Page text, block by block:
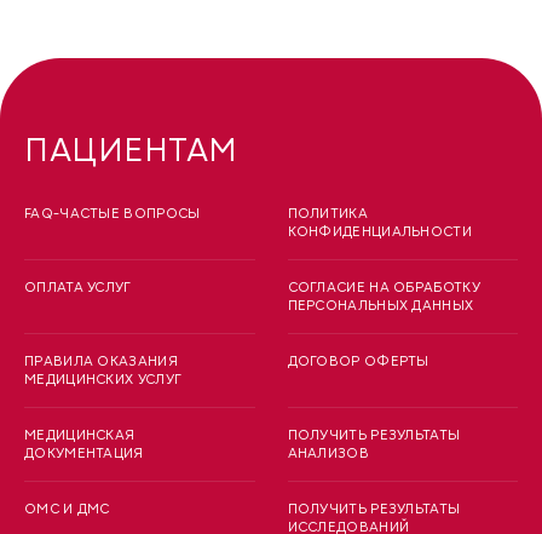
ПАЦИЕНТАМ
FAQ-ЧАСТЫЕ ВОПРОСЫ
ОПЛАТА УСЛУГ
ПРАВИЛА ОКАЗАНИЯ
МЕДИЦИНСКИХ УСЛУГ
МЕДИЦИНСКАЯ
ДОКУМЕНТАЦИЯ
ОМС И ДМС
ПОЛИТИКА
КОНФИДЕНЦИАЛЬНОСТИ
СОГЛАСИЕ НА ОБРАБОТКУ
ПЕРСОНАЛЬНЫХ ДАННЫХ
ДОГОВОР ОФЕРТЫ
ПОЛУЧИТЬ РЕЗУЛЬТАТЫ
АНАЛИЗОВ
ПОЛУЧИТЬ РЕЗУЛЬТАТЫ
ИССЛЕДОВАНИЙ